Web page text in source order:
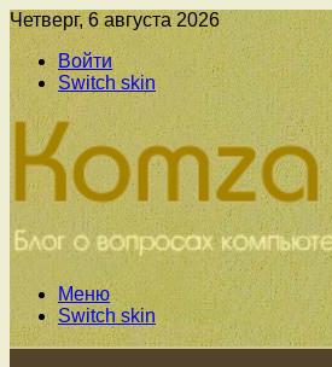
Четверг, 6 августа 2026
Войти
Switch skin
Меню
Switch skin